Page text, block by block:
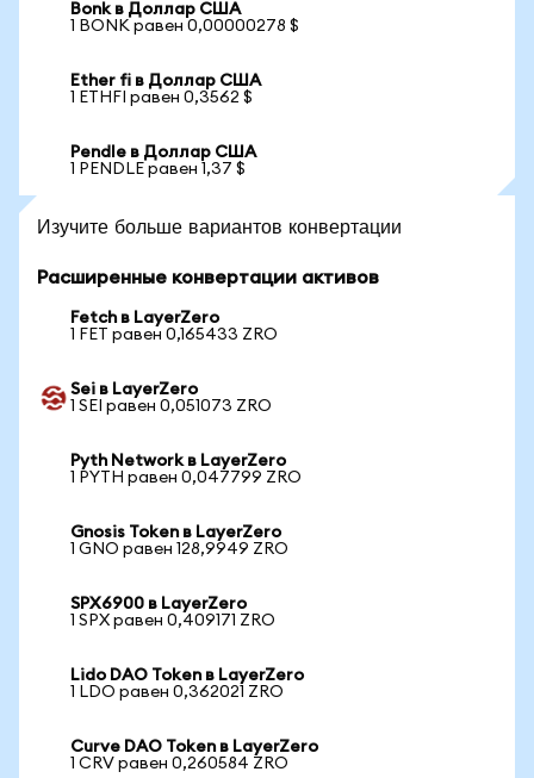
Bonk в Доллар США
1 BONK равен 0,00000278 $
Ether fi в Доллар США
1 ETHFI равен 0,3562 $
Pendle в Доллар США
1 PENDLE равен 1,37 $
Изучите больше вариантов конвертации
Расширенные конвертации активов
Fetch в LayerZero
1 FET равен 0,165433 ZRO
Sei в LayerZero
1 SEI равен 0,051073 ZRO
Pyth Network в LayerZero
1 PYTH равен 0,047799 ZRO
Gnosis Token в LayerZero
1 GNO равен 128,9949 ZRO
SPX6900 в LayerZero
1 SPX равен 0,409171 ZRO
Lido DAO Token в LayerZero
1 LDO равен 0,362021 ZRO
Curve DAO Token в LayerZero
1 CRV равен 0,260584 ZRO